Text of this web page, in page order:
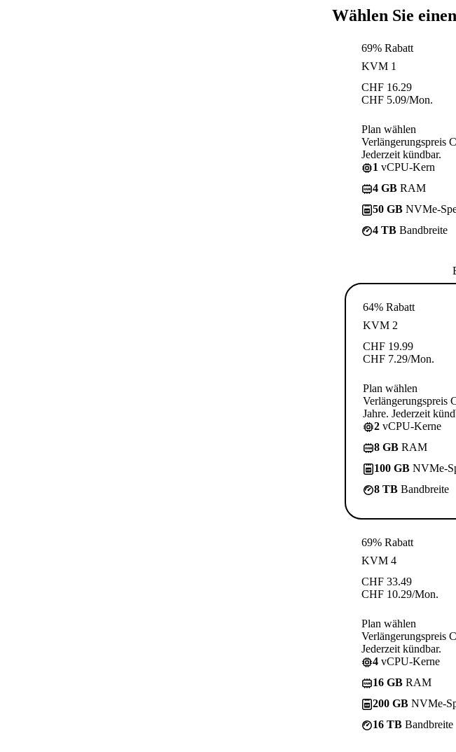
Wählen Sie
69% Rabatt
KVM 1
CHF 16.29
CHF 5.09/Mon.
Plan wählen
Verlängerungspreis
Jederzeit kündbar.
1 vCPU-Kern
4 GB RAM
50 GB NVMe-
4 TB Bandbreite
64% Rabatt
KVM 2
CHF 19.99
CHF 7.29/Mon.
Plan wählen
Verlängerungspreis
Jahre. Jederzeit
2 vCPU-Kerne
8 GB RAM
100 GB NVMe-
8 TB Bandbreite
69% Rabatt
KVM 4
CHF 33.49
CHF 10.29/Mon.
Plan wählen
Verlängerungspreis
Jederzeit kündbar.
4 vCPU-Kerne
16 GB RAM
200 GB NVMe-
16 TB Bandbreite